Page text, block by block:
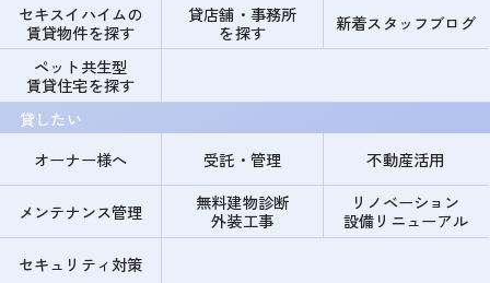
セキスイハイムの
賃貸物件を探す
貸店舗・事務所
を探す
新着スタッフブログ
ペット共生型
賃貸住宅を探す
貸したい
オーナー様へ
受託・管理 不動産活用
メンテナンス管理
無料建物診断
外装工事
リノベーション
設備リニューアル
セキュリティ対策